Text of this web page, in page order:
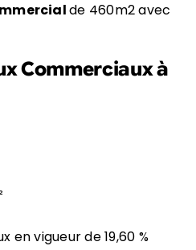
de 460m2 avec
Commerciaux à
en vigueur de 19,60 %